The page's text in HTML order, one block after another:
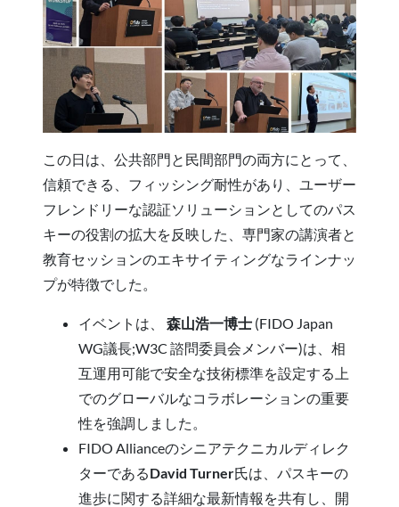
この日は、公共部門と民間部門の両方にとって、
信頼できる、フィッシング耐性があり、ユーザー
フレンドリーな認証ソリューションとしてのパス
キーの役割の拡大を反映した、専門家の講演者と
教育セッションのエキサイティングなラインナッ
プが特徴でした。
イベントは、 森山浩一博士 (FIDO Japan
WG議長;W3C 諮問委員会メンバー)は、相
互運用可能で安全な技術標準を設定する上
でのグローバルなコラボレーションの重要
性を強調しました。
FIDO Allianceのシニアテクニカルディレク
ターであるDavid Turner氏は、パスキーの
進歩に関する詳細な最新情報を共有し、開